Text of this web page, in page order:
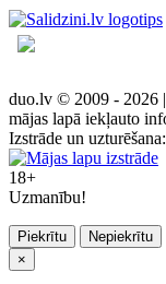
duo.lv © 2009 - 2026
mājas lapā iekļauto
Izstrāde un uzturēšana:
18+
Uzmanību!
Piekrītu
Nepiekrītu
×